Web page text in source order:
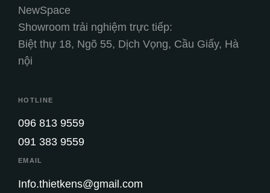
NewSpace
Showroom trải nghiệm trực tiếp:
Biệt thự 18, Ngõ 55, Dịch Vọng, Cầu Giấy, Hà
nội
HOTLINE
096 813 9559
091 383 9559
EMAIL
Info.thietkens@gmail.com